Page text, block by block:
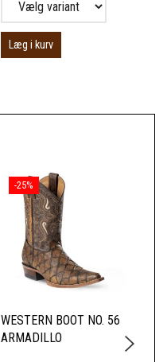
Læg i kurv
-25%
WESTERN BOOT NO. 56
ARMADILLO